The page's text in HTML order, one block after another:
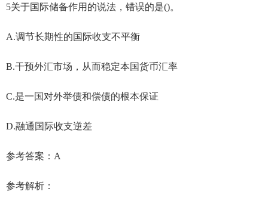
5关于国际储备作用的说法，错误的是()。
A.调节长期性的国际收支不平衡
B.干预外汇市场，从而稳定本国货币汇率
C.是一国对外举债和偿债的根本保证
D.融通国际收支逆差
参考答案：A
参考解析：